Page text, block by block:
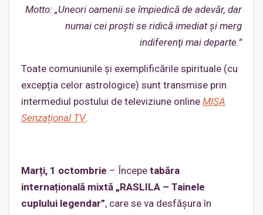
Motto: „Uneori oamenii se împiedică de adevăr, dar
numai cei proşti se ridică imediat şi merg
indiferenţi mai departe.”
Toate comuniunile și exemplificările spirituale (cu
excepția celor astrologice) sunt transmise prin
intermediul postului de televiziune online MISA
Senzațional TV.
Marți, 1 octombrie – Începe tabăra
internațională mixtă „RASLILA – Tainele
cuplului legendar”, care se va desfășura în